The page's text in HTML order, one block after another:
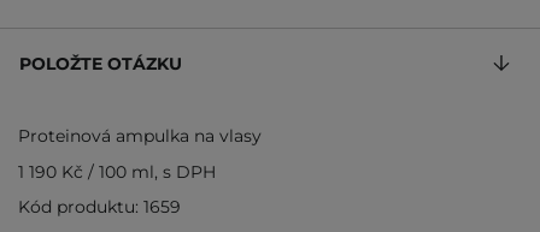
POLOŽTE OTÁZKU
Proteinová ampulka na vlasy
1 190 Kč / 100 ml, s DPH
Kód produktu: 1659